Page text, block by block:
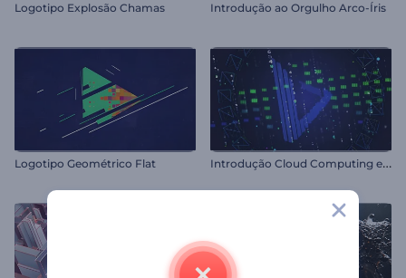
Logotipo Explosão Chamas Introdução ao Orgulho Arco-Íris
Logotipo Geométrico Flat I
ntrodução Cloud Computing e Hospedagem